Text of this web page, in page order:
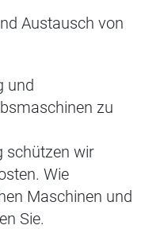
Austausch von
und
zu
schützen wir
Wie
Maschinen und
Sie.